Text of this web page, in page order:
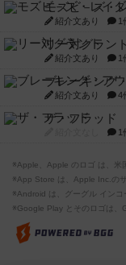
モズビ－ズ・
紹介文あり 1
リー対グラント
紹介文あり 1
ブレーキング
紹介文あり 4
ザ・フラッド
1
※Apple、Apple のロゴ は、米
※App Store は、Apple Inc.の
※Android は、グーグル インコ
※Google Play とそのロゴは、